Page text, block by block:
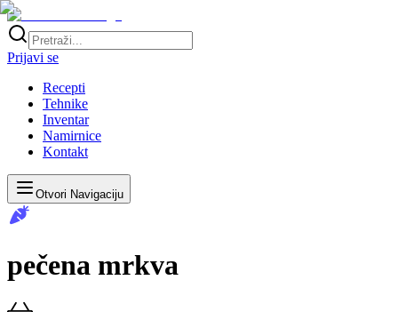
Prijavi se
Recepti
Tehnike
Inventar
Namirnice
Kontakt
Otvori Navigaciju
pečena mrkva